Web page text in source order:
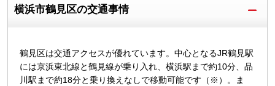
横浜市鶴見区の交通事情
鶴見区は交通アクセスが優れています。中心となるJR鶴見駅
には京浜東北線と鶴見線が乗り入れ、横浜駅まで約10分、品
川駅まで約18分と乗り換えなしで移動可能です（※）。ま